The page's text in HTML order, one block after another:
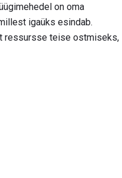
on oma
igaüks esindab.
ressursse teise ostmiseks,